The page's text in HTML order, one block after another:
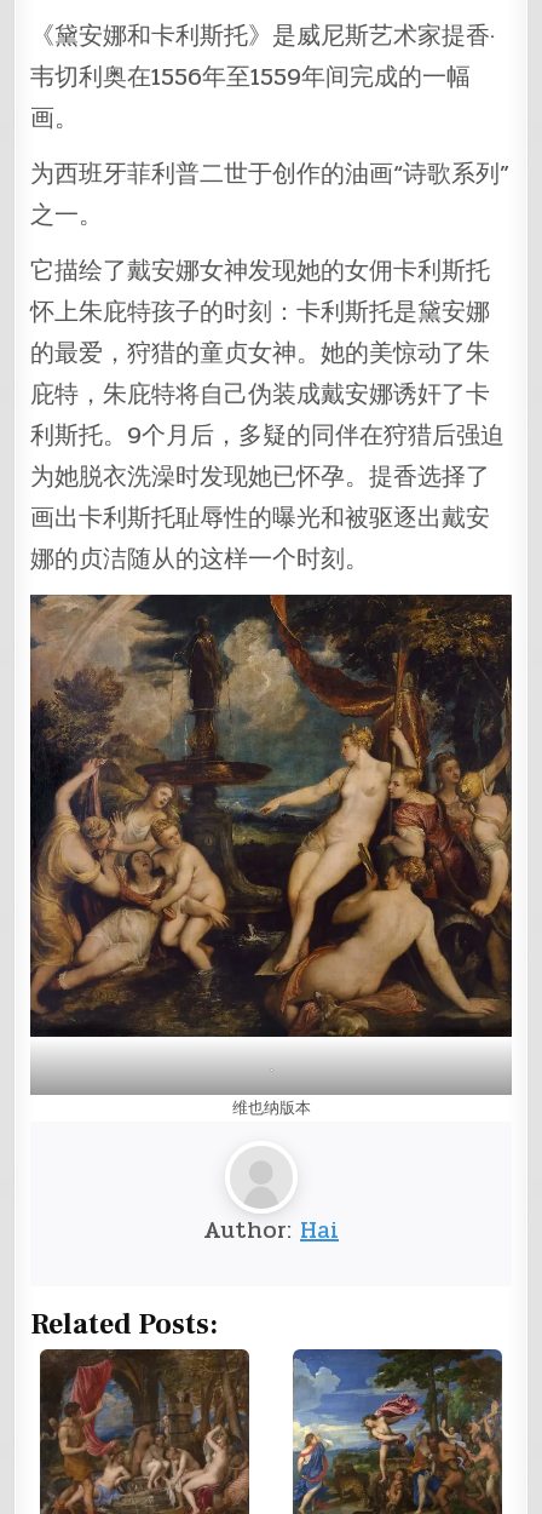
《黛安娜和卡利斯托》是威尼斯艺术家提香·
韦切利奥在1556年至1559年间完成的一幅
画。
为西班牙菲利普二世于创作的油画“诗歌系列”
之一。
它描绘了戴安娜女神发现她的女佣卡利斯托
怀上朱庇特孩子的时刻：卡利斯托是黛安娜
的最爱，狩猎的童贞女神。她的美惊动了朱
庇特，朱庇特将自己伪装成戴安娜诱奸了卡
利斯托。9个月后，多疑的同伴在狩猎后强迫
为她脱衣洗澡时发现她已怀孕。提香选择了
画出卡利斯托耻辱性的曝光和被驱逐出戴安
娜的贞洁随从的这样一个时刻。
.
维也纳版本
Author: Hai
Related Posts: